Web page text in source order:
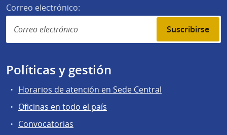
Correo electrónico:
Suscribirse
Políticas y gestión
Horarios de atención en Sede Central
Oficinas en todo el país
Convocatorias